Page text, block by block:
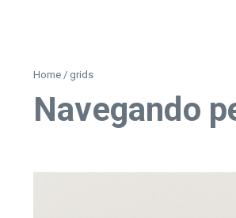
Home / grids
Navegando